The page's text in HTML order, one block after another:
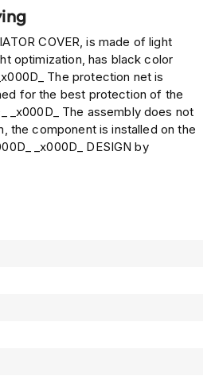
COVER, is made of light
optimization, has black color
The protection net is
for the best protection of the
_x000D_ The assembly does not
the component is installed on the
_x000D_ DESIGN by